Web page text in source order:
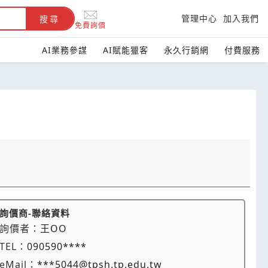
搜尋
免費詢價
管理中心 加入我們
AI業務參謀 AI賦能獵客 永久行銷網 付費服務
詢價商-聯絡資料
詢價者： 王OO
TEL：090590****
eMail：***5044@tpsh.tp.edu.tw